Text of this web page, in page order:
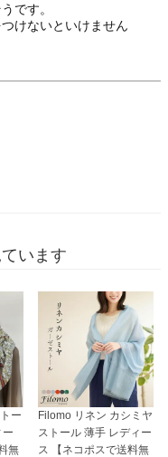
です。
けないといけません
います
ー
ー
無
Filomo リネン カシミヤ
ストール 薄手 レディー
ス 【ネコポスで送料無